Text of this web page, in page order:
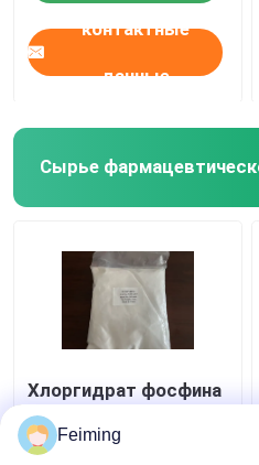
контактные
данные
Хлоргидрат фосфина
HCL Tris CAS 51805-
45-9 TCEP (2-
Carboxyethyl)
Feiming